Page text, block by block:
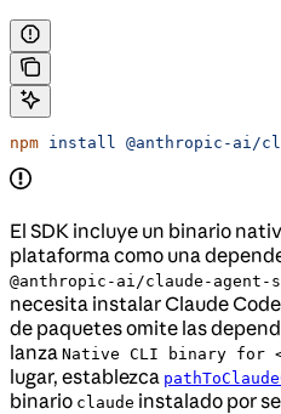
npm install @anthropic-ai/
El SDK incluye un binario
plataforma como una
@anthropic-ai/claude-agent-
necesita instalar Claude
de paquetes omite las
lanza Native CLI binary for
lugar, establezca
binario claude instalado por